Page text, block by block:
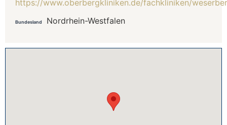
https://www.oberbergkliniken.de/fachkliniken/
Bundesland Nordrhein-Westfalen